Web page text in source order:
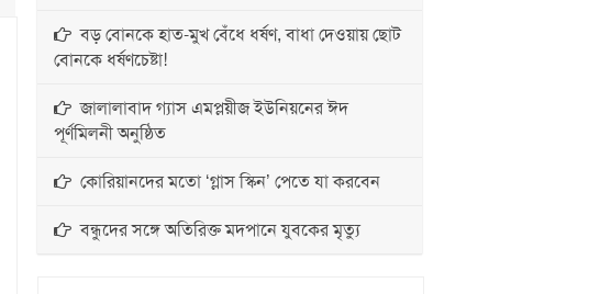
বড় বোনকে হাত-মুখ বেঁধে ধর্ষণ, বাধা দেওয়ায় ছোট
বোনকে ধর্ষণচেষ্টা!
জালালাবাদ গ্যাস এমপ্লয়ীজ ইউনিয়নের ঈদ
পূর্ণমিলনী অনুষ্ঠিত
কোরিয়ানদের মতো ‘গ্লাস স্কিন’ পেতে যা করবেন
বন্ধুদের সঙ্গে অতিরিক্ত মদপানে যুবকের মৃত্যু